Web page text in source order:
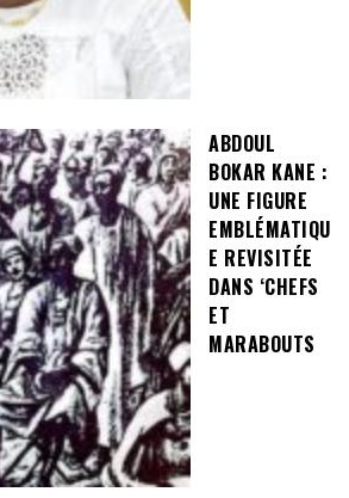
ABDOUL
BOKAR KANE :
UNE FIGURE
EMBLÉMATIQU
E REVISITÉE
DANS ‘CHEFS
ET
MARABOUTS